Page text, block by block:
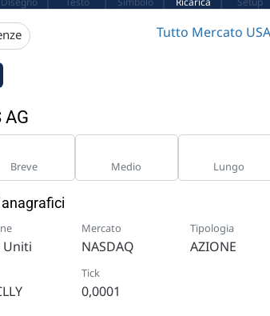
Tutto Mercato
AG
Breve Medio Lungo
Uniti
Mercato
NASDAQ
Tipologia
AZIONE
Tick
0,0001